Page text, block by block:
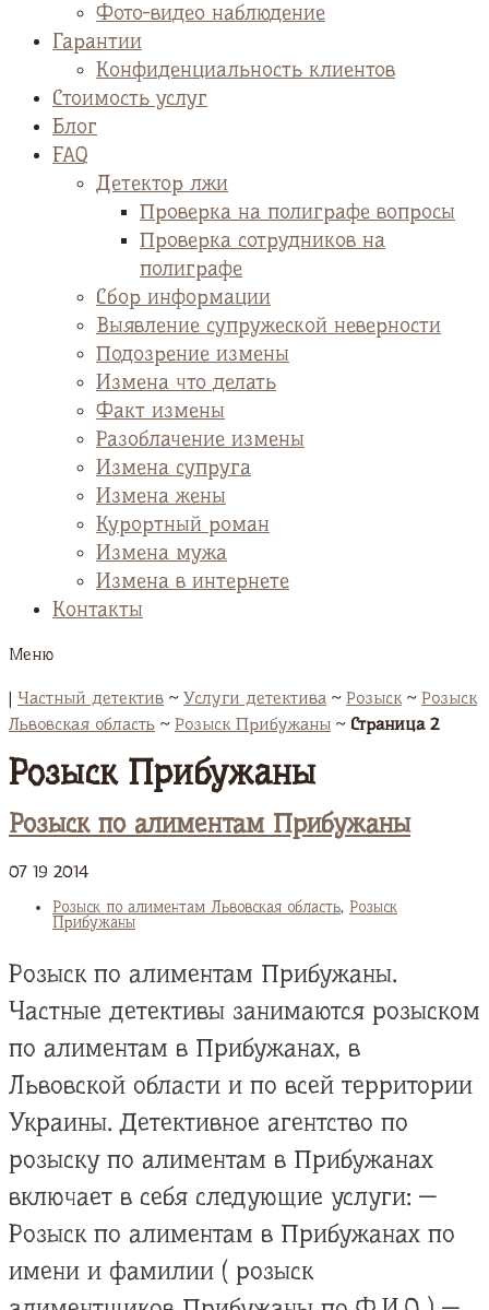
Фото-видео наблюдение
Гарантии
Конфиденциальность клиентов
Стоимость услуг
Блог
FAQ
Детектор лжи
Проверка на полиграфе вопросы
Проверка сотрудников на
полиграфе
Сбор информации
Выявление супружеской неверности
Подозрение измены
Измена что делать
Факт измены
Разоблачение измены
Измена супруга
Измена жены
Курортный роман
Измена мужа
Измена в интернете
Контакты
Меню
| Частный детектив ~ Услуги детектива ~ Розыск~ Розыск
Львовская область ~ Розыск Прибужаны ~ Страница 2
Розыск Прибужаны
Розыск по алиментам Прибужаны
07 19 2014
Розыск по алиментам Львовская область, Розыск
Прибужаны
Розыск по алиментам Прибужаны.
Частные детективы занимаются розыском
по алиментам в Прибужанах, в
Львовской области и по всей территории
Украины. Детективное агентство по
розыску по алиментам в Прибужанах
включает в себя следующие услуги: —
Розыск по алиментам в Прибужанах по
имени и фамилии ( розыск